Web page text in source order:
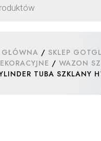
/ SKLEP
/ WAZON
TUBA SZKLANY